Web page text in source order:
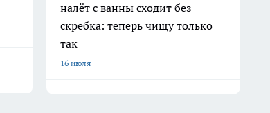
налёт с ванны сходит без
скребка: теперь чищу только
так
16 июля